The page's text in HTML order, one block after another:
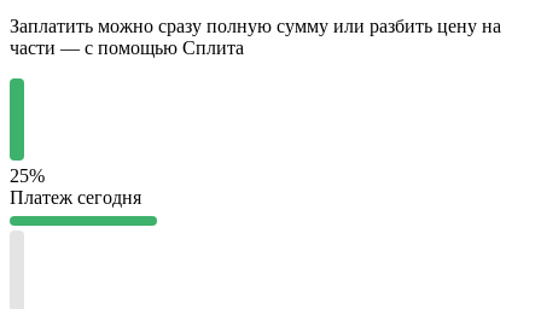
Заплатить можно сразу полную сумму или разбить цену на
части — с помощью Сплита
25%
Платеж сегодня